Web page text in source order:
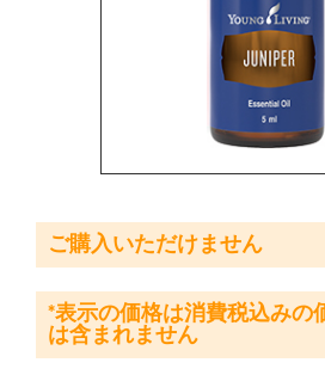
ご購入いただけません
*表示の価格は消費税込みの
は含まれません